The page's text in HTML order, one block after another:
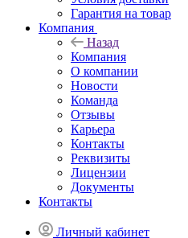
Гарантия на товар
Компания
Назад
Компания
О компании
Новости
Команда
Отзывы
Карьера
Контакты
Реквизиты
Лицензии
Документы
Контакты
Личный кабинет